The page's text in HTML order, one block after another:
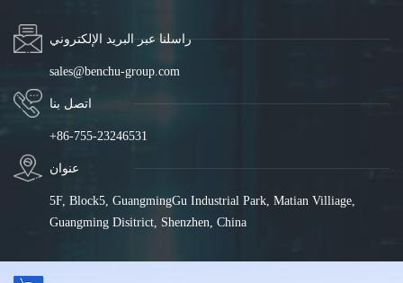
راسلنا عبر البريد الإلكتروني
sales@benchu-group.com
اتصل بنا
+86-755-23246531
عنوان
5F, Block5, GuangmingGu Industrial Park, Matian Villiage,
Guangming Disitrict, Shenzhen, China